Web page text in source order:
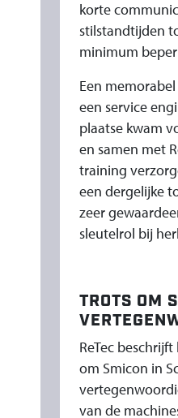
korte
stilstandtijden
minimum
Een
een service
plaatse kwam
en samen met
training
een dergelijke
zeer
sleutelrol bij
TROTS OM
ReTec
om Smicon in
van de